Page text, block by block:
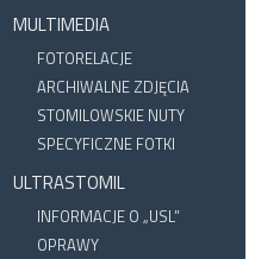
MULTIMEDIA
FOTORELACJE
ARCHIWALNE ZDJĘCIA
STOMILOWSKIE NUTY
SPECYFICZNE FOTKI
ULTRASTOMIL
INFORMACJE O „USL”
OPRAWY